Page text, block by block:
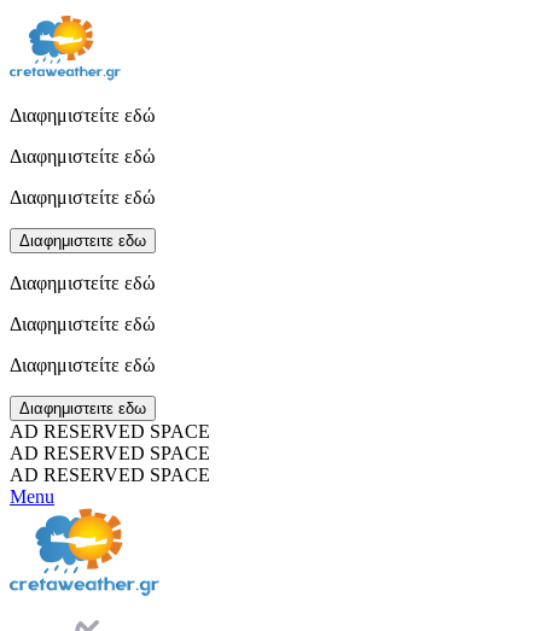
Διαφημιστείτε εδώ
Διαφημιστείτε εδώ
Διαφημιστείτε εδώ
Διαφημιστειτε εδω
Διαφημιστείτε εδώ
Διαφημιστείτε εδώ
Διαφημιστείτε εδώ
Διαφημιστειτε εδω
AD RESERVED SPACE
AD RESERVED SPACE
AD RESERVED SPACE
Menu